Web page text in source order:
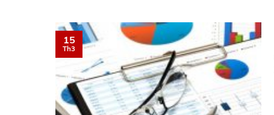
15
Th3